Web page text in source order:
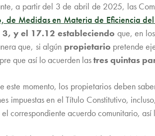
a partir del 3 de abril de 2025, las
de Medidas en Materia de Eficiencia
y el 17.12 estableciendo que, en
que, si algún propietario pretende
que así lo acuerden lastres quintas
este momento, los propietarios deben
impuestas en el Título Constitutivo,
correspondiente acuerdo comunitario, así